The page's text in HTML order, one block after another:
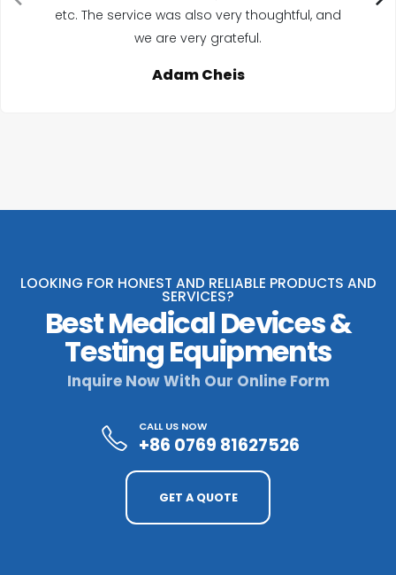
etc. The service was also very thoughtful, and
we are very grateful.
Adam Cheis
LOOKING FOR HONEST AND RELIABLE PRODUCTS AND
SERVICES?
Best Medical Devices &
Testing Equipments
Inquire Now With Our Online Form
CALL US NOW
+86 0769 81627526
GET A QUOTE